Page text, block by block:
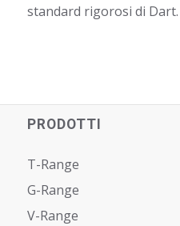
standard rigorosi di Dart.
PRODOTTI
T-Range
G-Range
V-Range